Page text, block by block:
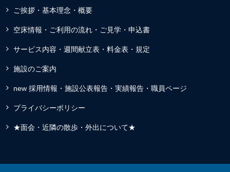
ご挨拶・基本理念・概要
空床情報・ご利用の流れ・ご見学・申込書
サービス内容・週間献立表・料金表・規定
施設のご案内
new 採用情報・施設公表報告・実績報告・職員ページ
プライバシーポリシー
★面会・近隣の散歩・外出について★